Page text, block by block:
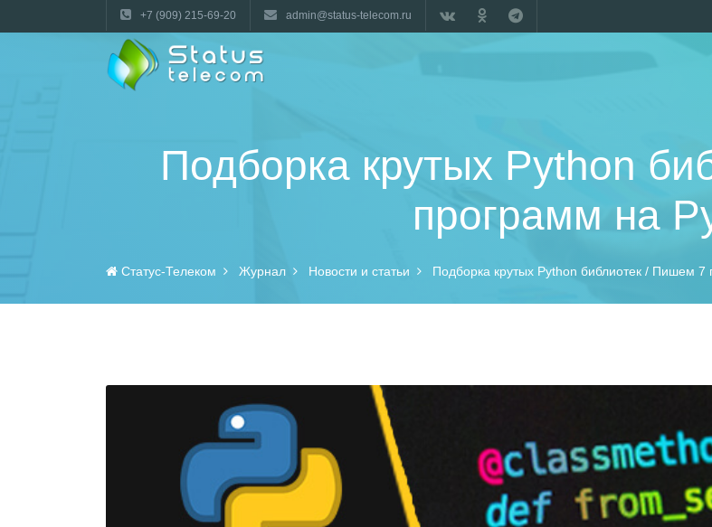
+7 (909) 215-69-20 admin@status-telecom.ru
Подборка крутых Python
программ на
Статус-Телеком Журнал Новости и статьи Подборка крутых Python библиотек / Пишем 7